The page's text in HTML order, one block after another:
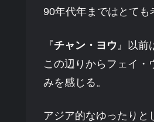
90年代年まではとても
『チャン・ヨウ 』以前
この辺りからフェイ・
みを感じる。
アジア的なゆったりと